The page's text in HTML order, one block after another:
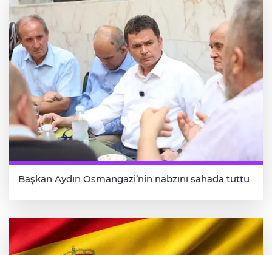
Başkan Aydın Osmangazi’nin nabzını sahada tuttu